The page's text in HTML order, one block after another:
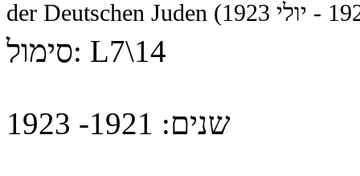
סימול: L7\14
שנים: 1921- 1923